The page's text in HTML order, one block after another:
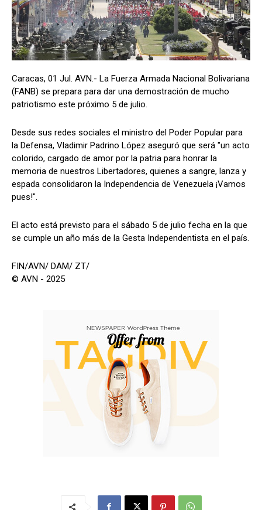
Caracas, 01 Jul. AVN.- La Fuerza Armada Nacional Bolivariana
(FANB) se prepara para dar una demostración de mucho
patriotismo este próximo 5 de julio.
Desde sus redes sociales el ministro del Poder Popular para
la Defensa, Vladimir Padrino López aseguró que será "un acto
colorido, cargado de amor por la patria para honrar la
memoria de nuestros Libertadores, quienes a sangre, lanza y
espada consolidaron la Independencia de Venezuela ¡Vamos
pues!".
El acto está previsto para el sábado 5 de julio fecha en la que
se cumple un año más de la Gesta Independentista en el país.
FIN/AVN/ DAM/ ZT/
© AVN - 2025